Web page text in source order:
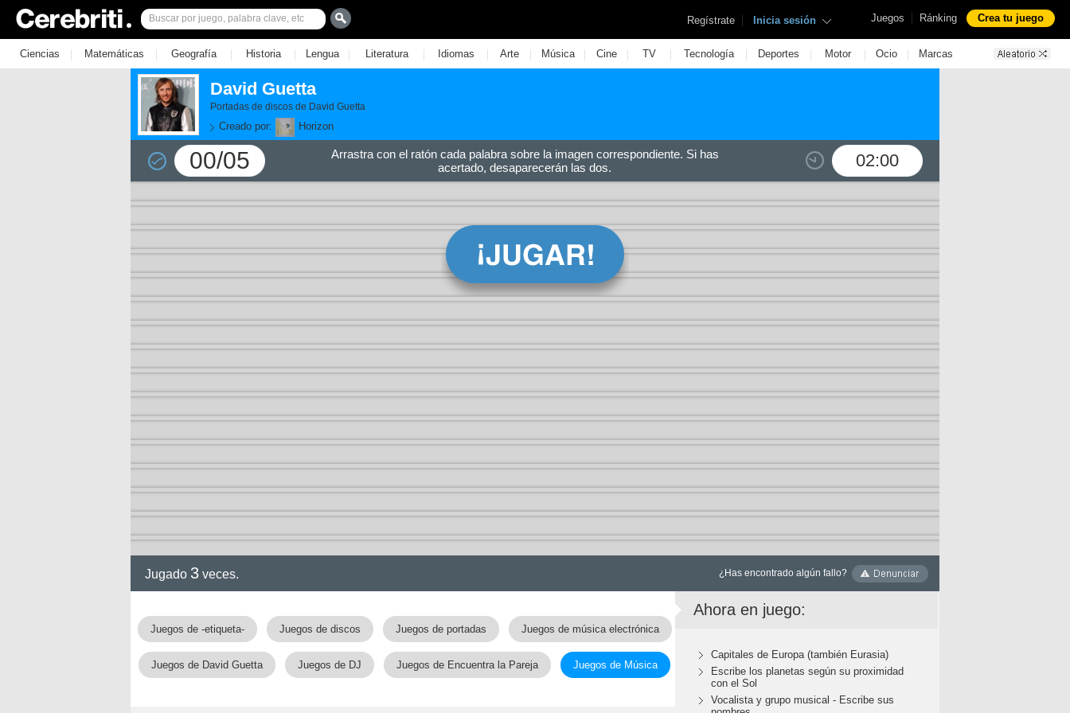
Juegos | Ránking Crea tu juego
Regístrate | Inicia sesión
Ciencias | Matemáticas | Geografía | Historia | Lengua | Literatura | Idiomas | Arte | Música | Cine | TV | Tecnología | Deportes | Motor | Ocio | Marcas
David Guetta
Portadas de discos de David Guetta
Creado por: Horizon
00/05 02:00
Arrastra con el ratón cada palabra sobre la imagen correspondiente. Si has
acertado, desaparecerán las dos.
Jugado 3 veces. ¿Has encontrado algún fallo?
Juegos de -etiqueta- Juegos de discos Juegos de portadas Juegos de música electrónica
Juegos de David Guetta Juegos de DJ Juegos de Encuentra la Pareja Juegos de Música
Ahora en juego:
Capitales de Europa (también Eurasia)
Escribe los planetas según su proximidad
con el Sol
Vocalista y grupo musical - Escribe sus